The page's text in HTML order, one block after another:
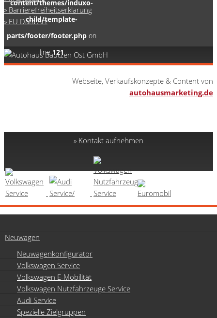
Neuwagen
Neuwagenkonfigurator
Volkswagen Service
Volkswagen E-Mobilität
Volkswagen Nutzfahrzeuge Service
Audi Service
Spezielle Zielgruppen
Barrierefreiheitserklärung
EU Data Act
Webseite, Verkaufskonzepte & Content von
autohausmarketing.de
Kontakt aufnehmen
content/themes/induxo-
child/template-
parts/footer/footer.php on
line121
0